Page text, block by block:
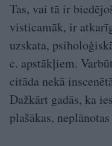
Tas, vai tā ir
visticamāk, ir
uzskata,
c. apstākļiem.
citāda nekā
Dažkārt gadās, ka
plašākas,